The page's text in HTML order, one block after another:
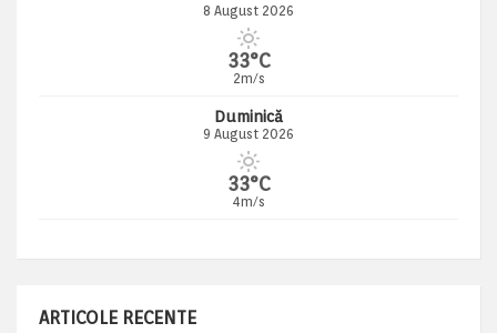
8 August 2026
33°C
2m/s
Duminică
9 August 2026
33°C
4m/s
ARTICOLE RECENTE